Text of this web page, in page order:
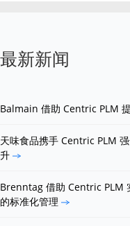
最新新闻
Balmain 借助 Centric PLM
天味食品携手 Centric PLM
升
Brenntag 借助 Centric PLM
的标准化管理